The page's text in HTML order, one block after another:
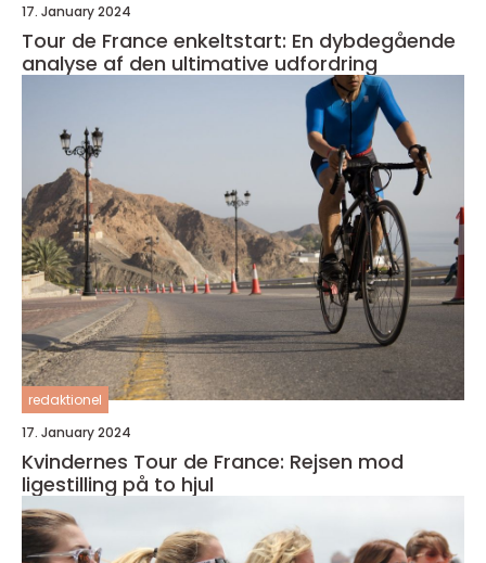
17. January 2024
Tour de France enkeltstart: En dybdegående
analyse af den ultimative udfordring
redaktionel
17. January 2024
Kvindernes Tour de France: Rejsen mod
ligestilling på to hjul